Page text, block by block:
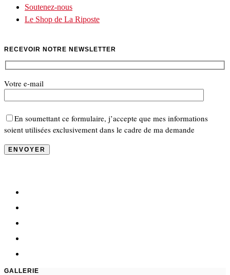
Soutenez-nous
Le Shop de La Riposte
RECEVOIR NOTRE NEWSLETTER
Votre e-mail
En soumettant ce formulaire, j’accepte que mes informations
soient utilisées exclusivement dans le cadre de ma demande
GALLERIE